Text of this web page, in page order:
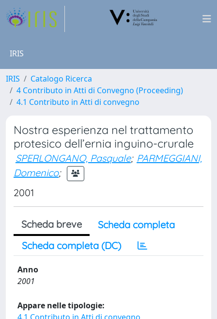
IRIS
IRIS
Catalogo Ricerca
4 Contributo in Atti di Convegno (Proceeding)
4.1 Contributo in Atti di convegno
Nostra esperienza nel trattamento
protesico dell’ernia inguino-crurale
SPERLONGANO, Pasquale; PARMEGGIANI,
Domenico;
2001
Scheda breve
Scheda completa
Scheda completa (DC)
Anno
2001
Appare nelle tipologie: